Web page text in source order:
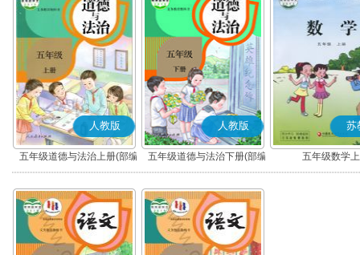
人教版
五年级道德与法治上册(部编
版)
人教版
五年级道德与法治下册(部编
版)
苏
五年级数学